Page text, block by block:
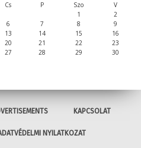
Cs P Szo
V
1
2
6 7 8
9
13 14 15
16
20 21 22
23
27 28 29
30
KAPCSOLAT
NYILATKOZAT